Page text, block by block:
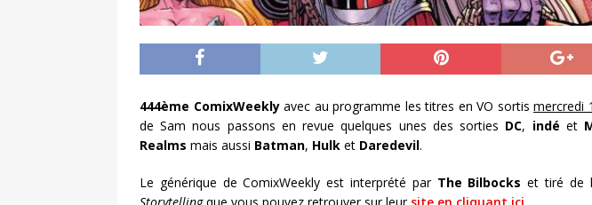
444ème ComixWeeklyavec au programme les titres en VO sortismercredi
de Sam nous passons en revue quelques unes des sorties DC, indé et
Realms mais aussi Batman, Hulk et Daredevil.
Le générique de ComixWeekly est interprété par The Bilbocks et tiré de